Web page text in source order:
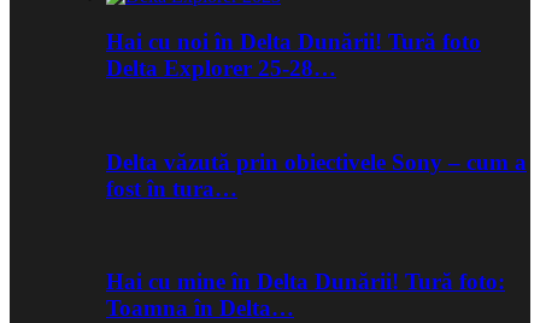
Hai cu noi în Delta Dunării! Tură foto
Delta Explorer 25-28…
Delta văzută prin obiectivele Sony – cum a
fost în tura…
Hai cu mine în Delta Dunării! Tură foto:
Toamna în Delta…